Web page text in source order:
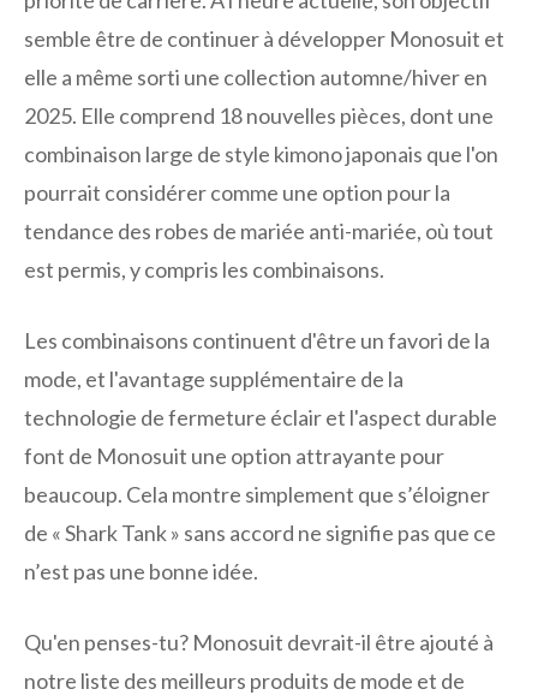
semble être de continuer à développer Monosuit et
elle a même sorti une collection automne/hiver en
2025. Elle comprend 18 nouvelles pièces, dont une
combinaison large de style kimono japonais que l'on
pourrait considérer comme une option pour la
tendance des robes de mariée anti-mariée, où tout
est permis, y compris les combinaisons.
Les combinaisons continuent d'être un favori de la
mode, et l'avantage supplémentaire de la
technologie de fermeture éclair et l'aspect durable
font de Monosuit une option attrayante pour
beaucoup. Cela montre simplement que s’éloigner
de « Shark Tank » sans accord ne signifie pas que ce
n’est pas une bonne idée.
Qu'en penses-tu? Monosuit devrait-il être ajouté à
notre liste des meilleurs produits de mode et de